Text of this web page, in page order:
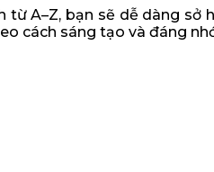
từ A–Z, bạn sẽ dễ dàng
cách sáng tạo và đáng